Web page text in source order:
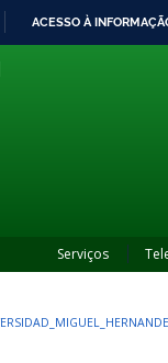
ACESSO À
Serviços